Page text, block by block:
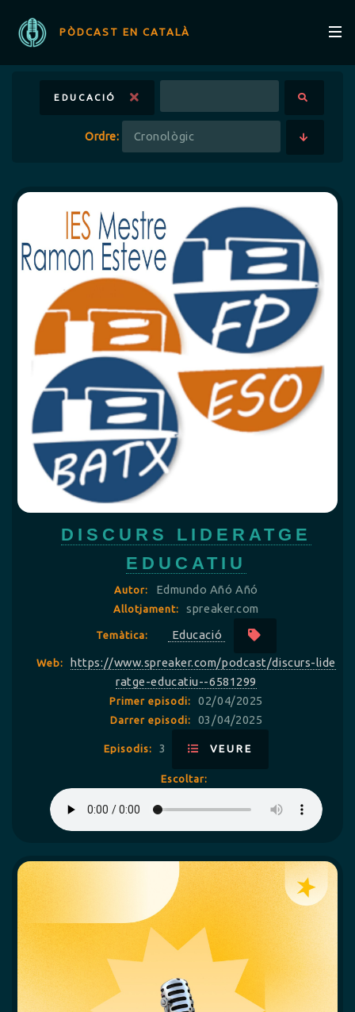
PÒDCAST EN CATALÀ
EDUCACIÓ
Ordre:
DISCURS LIDERATGE
EDUCATIU
Autor: Edmundo Añó Añó
Allotjament: spreaker.com
Temàtica: Educació
Web:
https://www.spreaker.com/podcast/discurs-lide
ratge-educatiu--6581299
Primer episodi: 02/04/2025
Darrer episodi: 03/04/2025
Episodis: 3 VEURE
Escoltar: